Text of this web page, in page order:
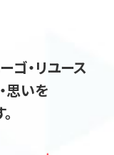
ゴ・リユース
思いを